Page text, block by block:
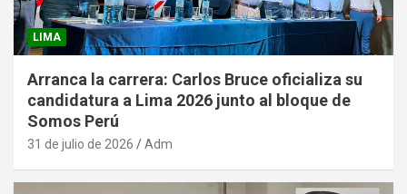
LIMA
Arranca la carrera: Carlos Bruce oficializa su
candidatura a Lima 2026 junto al bloque de
Somos Perú
31 de julio de 2026 Adm